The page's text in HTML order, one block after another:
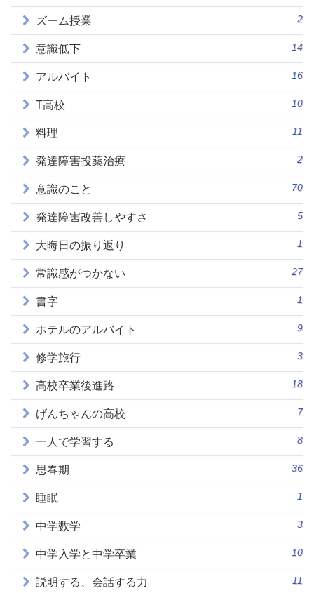
ズーム授業 2
意識低下 14
アルバイト 16
T高校 10
料理 11
発達障害投薬治療 2
意識のこと 70
発達障害改善しやすさ 5
大晦日の振り返り 1
常識感がつかない 27
書字 1
ホテルのアルバイト 9
修学旅行 3
高校卒業後進路 18
げんちゃんの高校 7
一人で学習する 8
思春期 36
睡眠 1
中学数学 3
中学入学と中学卒業 10
説明する、会話する力 11